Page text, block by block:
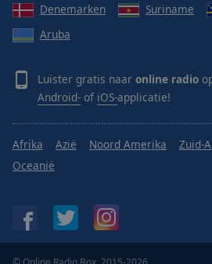
Denemarken
Suriname
Aruba
Luister gratis naar online radio
Android- of iOS-applicatie!
Afrika Azië Noord Amerika Zuid-
Oceanië